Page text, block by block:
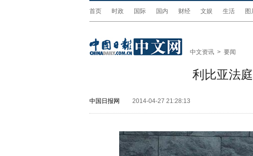
首页 时政 国际 国内 财经 文娱 生活 图
中文资讯 > 要闻
利比亚法
中国日报网 2014-04-27 21:28:13